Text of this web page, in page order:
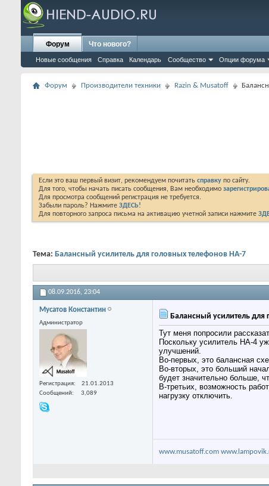
Форум
Новые сообщения Справка Календарь Сообщество Опции форума
Что нового?
Форум Производители техники Razin & Musatoff
Если это ваш первый визит, рекомендуем почитать справку по сайту.
Для того, чтобы начать писать сообщения, Вам необходимо
Для просмотра сообщений регистрация не требуется.
Забыли пароль? Нажмите ЗДЕСЬ!
Для повторного запроса письма на активацию учетной записи нажмите
Тема: Балансный усилитель для головных телефонов HA-7
08.09.2016, 23:04
Мусатов Константин
Администратор
Регистрация
21.01.2013
Сообщений
3,089
Балансный усилитель для
Тут меня попросили
Поскольку усилитель HA-4
улучшений.
Во-первых, это балансная
Во-вторых, это больший
будет значительно больше,
В-третьих, возможность
нагрузку отключить.
www.musatoff.com